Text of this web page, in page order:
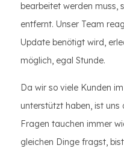
bearbeitet werden muss,
entfernt. Unser Team
Update benötigt wird,
möglich, egal Stunde.
Da wir so viele Kunden
unterstützt haben, ist
Fragen tauchen immer
gleichen Dinge fragst,